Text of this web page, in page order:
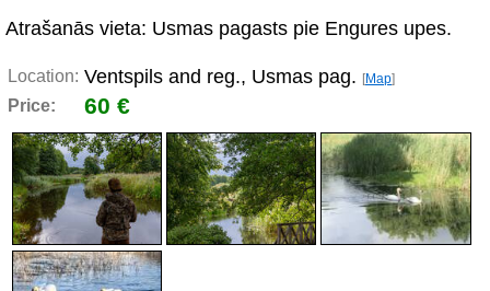
Atrašanās vieta: Usmas pagasts pie Engures upes.
Location: Ventspils and reg., Usmas pag. [Map]
Price: 60 €